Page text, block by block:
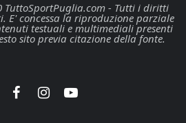
TuttoSportPuglia.com - Tutti i diritti
E' concessa la riproduzione parziale
testuali e multimediali presenti
sito previa citazione della fonte.